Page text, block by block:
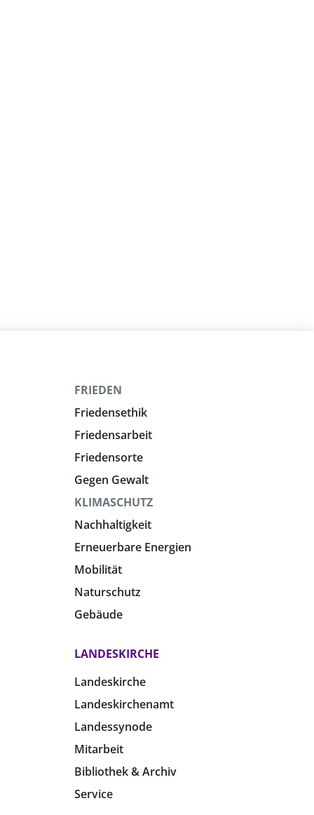
FRIEDEN
Friedensethik
Friedensarbeit
Friedensorte
Gegen Gewalt
KLIMASCHUTZ
Nachhaltigkeit
Erneuerbare Energien
Mobilität
Naturschutz
Gebäude
LANDESKIRCHE
Landeskirche
Landeskirchenamt
Landessynode
Mitarbeit
Bibliothek & Archiv
Service